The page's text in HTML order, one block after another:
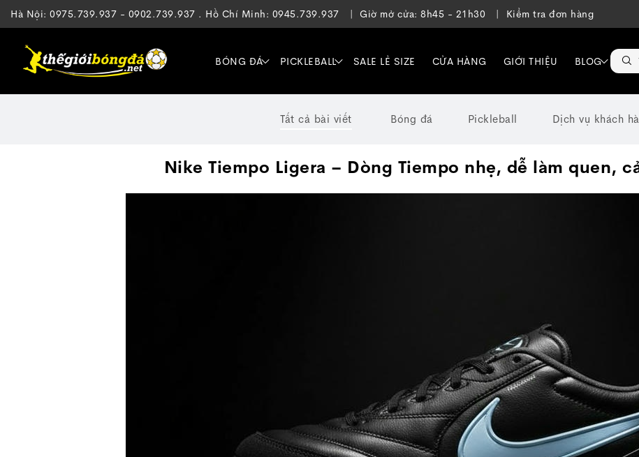
Hà Nội: 0975.739.937 - 0902.739.937 . Hồ Chí Minh: 0945.739.937 Giờ mở cửa: 8h45 - 21h30 Kiểm tra đơn hàng
BÓNG ĐÁ PICKLEBALL SALE LẺ SIZE CỬA HÀNG GIỚI THIỆU BLOG
Tất cả bài viết Bóng đá Pickleball Dịch vụ khách
Nike Tiempo Ligera – Dòng Tiempo nhẹ, dễ làm quen,